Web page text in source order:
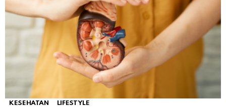
KESEHATAN LIFESTYLE